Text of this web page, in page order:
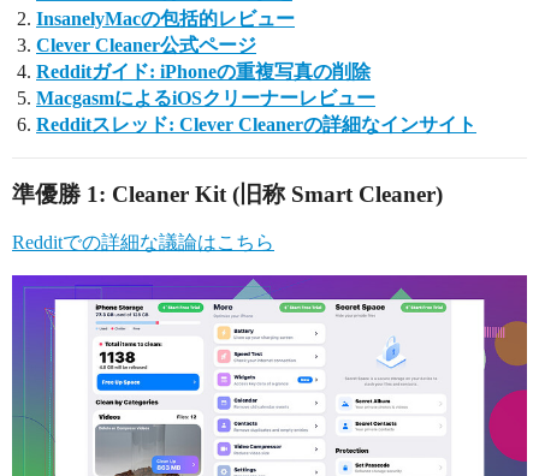
InsanelyMacの包括的レビュー
Clever Cleaner公式ページ
Redditガイド: iPhoneの重複写真の削除
MacgasmによるiOSクリーナーレビュー
Redditスレッド: Clever Cleanerの詳細なインサイト
準優勝 1: Cleaner Kit (旧称 Smart Cleaner)
Redditでの詳細な議論はこちら